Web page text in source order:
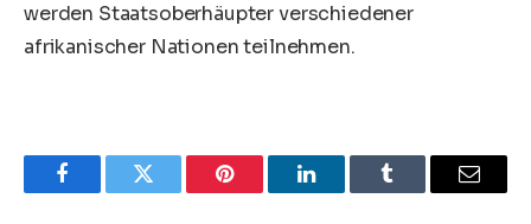
werden Staatsoberhäupter verschiedener
afrikanischer Nationen teilnehmen.
FacebookTwitter Pinterest LinkedInTumblr Email